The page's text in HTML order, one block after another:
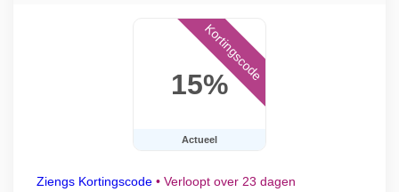
15%
Actueel
Kortingscode
Ziengs Kortingscode • Verloopt over 23 dagen